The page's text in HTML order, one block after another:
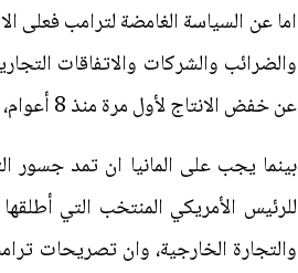
اما عن السياسة الغامضة لترامب فعلى
عن خفض الانتاج لأول مرة منذ 8 أعوام، ودفعت بالأسعار إلى الارتفاع في الأسواق الدولية بنسبة 8 في المئة.
بينما يجب على المانيا ان تمد جسور
للرئيس الأمريكي المنتخب التي
والتجارة الخارجية، وان تصريحات